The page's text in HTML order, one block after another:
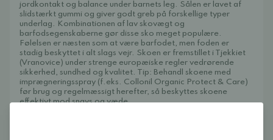
jordkontakt og balance under barnets leg. Sålen er lavet af
slidstærkt gummi og giver godt greb på forskellige typer
underlag. Kombinationen af lav skovægt og
barfodsegenskaberne gør disse sko meget populære.
Følelsen er næsten som at være barfodet, men foden er
stadig beskyttet i alt slags vejr. Skoen er fremstillet i Tjekkiet
(Vranovice) under strenge europæiske regler vedrørende
sikkerhed, sundhed og kvalitet. Tip: Behandl skoene med
imprægneringsspray (f.eks. Collonil Organic Protect & Care)
før brug og regelmæssigt herefter, så beskyttes skoene
effektivt mod snavs og væde.